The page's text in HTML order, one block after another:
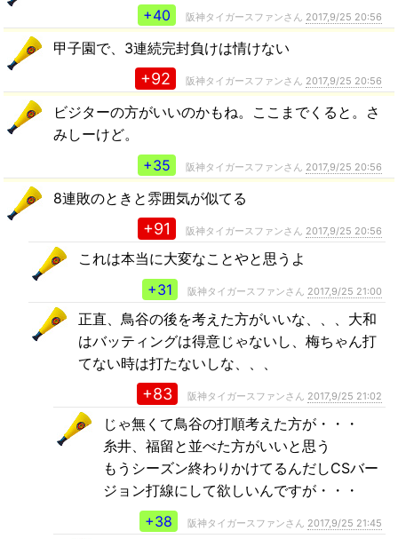
+40
阪神タイガースファンさん 2017,9/25 20:56
甲子園で、3連続完封負けは情けない
+92 阪神タイガースファンさん 2017,9/25 20:56
ビジターの方がいいのかもね。ここまでくると。さ
みしーけど。
+35
阪神タイガースファンさん 2017,9/25 20:56
8連敗のときと雰囲気が似てる
+91 阪神タイガースファンさん 2017,9/25 20:56
これは本当に大変なことやと思うよ
+31
阪神タイガースファンさん 2017,9/25 21:00
正直、鳥谷の後を考えた方がいいな、、、大和
はバッティングは得意じゃないし、梅ちゃん打
てない時は打たないしな、、、
+83 阪神タイガースファンさん 2017,9/25 21:02
じゃ無くて鳥谷の打順考えた方が・・・
糸井、福留と並べた方がいいと思う
もうシーズン終わりかけてるんだしCSバー
ジョン打線にして欲しいんですが・・・
+38
阪神タイガースファンさん 2017,9/25 21:45